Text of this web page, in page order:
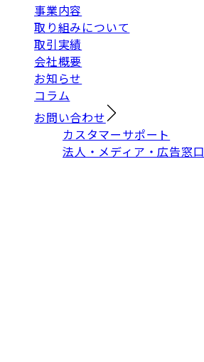
事業内容
取り組みについて
取引実績
会社概要
お知らせ
コラム
お問い合わせ
カスタマーサポート
法人・メディア・広告窓口